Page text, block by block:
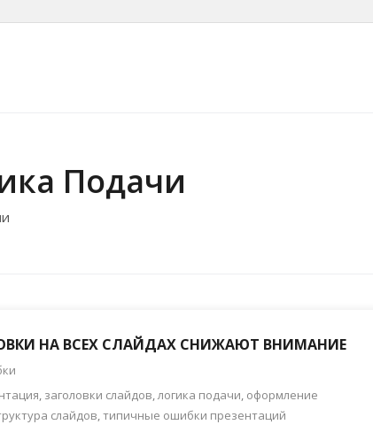
Подачи
НА ВСЕХ СЛАЙДАХ СНИЖАЮТ ВНИМАНИЕ
, заголовки слайдов,логика подачи, оформление
слайдов,типичные ошибки презентаций